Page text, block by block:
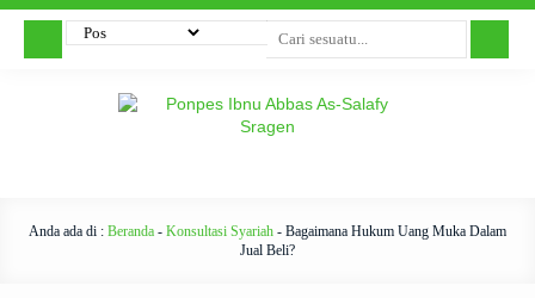
Anda ada di : Beranda - Konsultasi Syariah - Bagaimana Hukum Uang Muka Dalam
Jual Beli?